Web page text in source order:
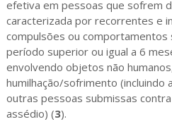
efetiva em pessoas que sofrem
caracterizada por recorrentes e
compulsões ou comportamentos
período superior ou igual a 6
envolvendo objetos não
humilhação/sofrimento (incluindo
outras pessoas submissas
assédio) (3).